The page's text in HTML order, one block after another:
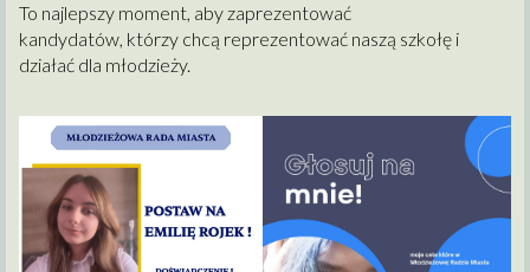
To najlepszy moment, aby zaprezentować
kandydatów, którzy chcą reprezentować naszą szkołę i
działać dla młodzieży.